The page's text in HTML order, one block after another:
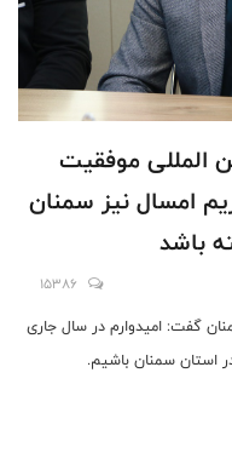
المللی موفقیت
امسال نیز سمنان
باشد
15386
گفت: امیدوارم در سال جاری
استان سمنان باشیم.